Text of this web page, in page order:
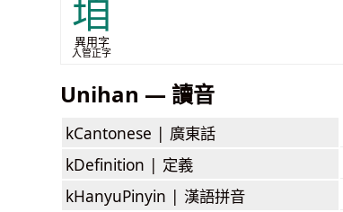
垍
異用字
入管正字
Unihan — 讀音
kCantonese | 廣東話
kDefinition | 定義
kHanyuPinyin | 漢語拼音